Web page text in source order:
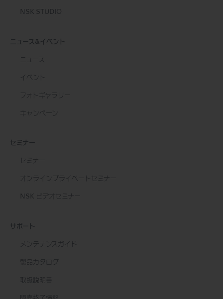
NSK STUDIO
ニュース&イベント
ニュース
イベント
フォトギャラリー
キャンペーン
セミナー
セミナー
オンラインプライベートセミナー
NSK ビデオセミナー
サポート
メンテナンスガイド
製品カタログ
取扱説明書